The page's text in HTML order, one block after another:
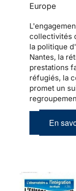
Europe
collectivités
la politique
Nantes, la
prestations
réfugiés, la
promet un
En